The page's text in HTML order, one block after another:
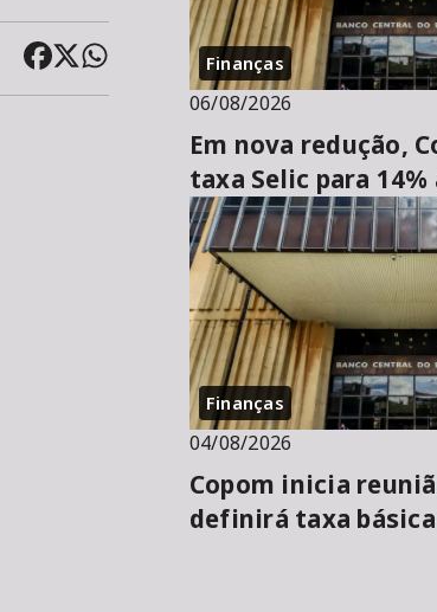
Finanças
06/08/2026
Em nova redução,
taxa Selic para 14%
Finanças
04/08/2026
Copom inicia
definirá taxa